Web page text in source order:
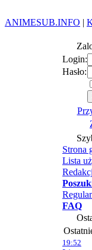
ANIMESUB.INFO |
Login:
Hasło:
Strona
Lista
FAQ
19:52